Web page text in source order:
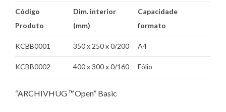
Código
Produto
Dim. interior
(mm)
Capacidade
formato
KCBB0001 350 x 250 x 0/200 A4
KCBB0002 400 x 300 x 0/160 Fólio
“ARCHIVHUG ™Open” Basic